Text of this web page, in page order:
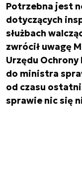
Potrzebna jest
dotyczących
służbach
zwrócił uwagę
Urzędu
do ministra
od czasu
sprawie nic się